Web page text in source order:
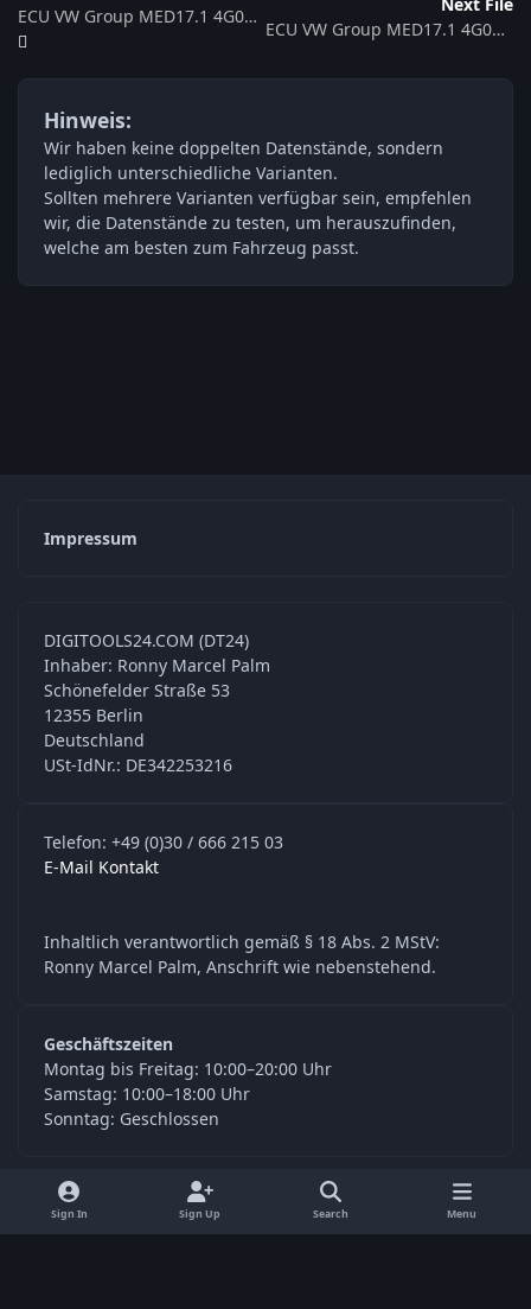
ECU VW Group MED17.1 4G0907115P 016537
ECU VW Group MED17.1 4G0907115N 551284
Hinweis:
Wir haben keine doppelten Datenstände, sondern
lediglich unterschiedliche Varianten.
Sollten mehrere Varianten verfügbar sein, empfehlen
wir, die Datenstände zu testen, um herauszufinden,
welche am besten zum Fahrzeug passt.
Impressum
DIGITOOLS24.COM (DT24)
Inhaber: Ronny Marcel Palm
Schönefelder Straße 53
12355 Berlin
Deutschland
USt-IdNr.: DE342253216
Telefon: +49 (0)30 / 666 215 03
E-Mail Kontakt
Inhaltlich verantwortlich gemäß § 18 Abs. 2 MStV:
Ronny Marcel Palm, Anschrift wie nebenstehend.
Geschäftszeiten
Montag bis Freitag: 10:00–20:00 Uhr
Samstag: 10:00–18:00 Uhr
Sonntag: Geschlossen
o
f
a
Sign In Sign Up Search Menu